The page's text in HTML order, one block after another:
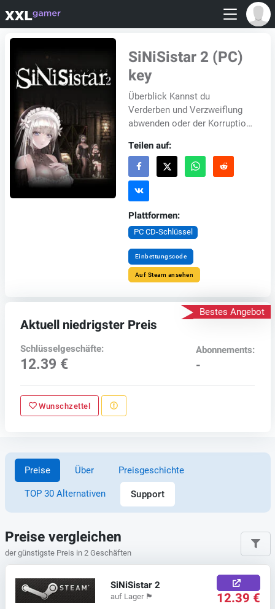
SiNiSistar 2 (PC)
key
Überblick Kannst du
Verderben und Verzweiflung
abwenden oder der Korruption
prachtvolle Welt in
detailreicher Pixelgraf...
Teilen auf:
Plattformen:
PC CD-Schlüssel
Einbettungscode
Auf Steam ansehen
Bestes Angebot
Aktuell niedrigster Preis
Schlüsselgeschäfte:
12.39 €
Abonnements:
-
Wunschzettel
Preise Über Preisgeschichte
TOP 30 Alternativen Support
Preise vergleichen
der günstigste Preis in 2 Geschäften
SiNiSistar 2
auf Lager 🏴 12.39 €